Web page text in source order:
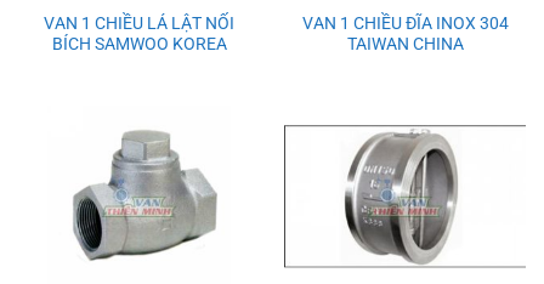
VAN 1 CHIỀU LÁ LẬT NỐI
BÍCH SAMWOO KOREA
VAN 1 CHIỀU ĐĨA INOX 304
TAIWAN CHINA